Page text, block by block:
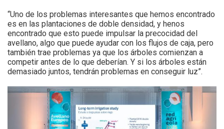
“Uno de los problemas interesantes que hemos encontrado
es en las plantaciones de doble densidad, y henos
encontrado que esto puede impulsar la precocidad del
avellano, algo que puede ayudar con los flujos de caja, pero
también trae problemas ya que los árboles comienzan a
competir antes de lo que deberían. Y si los árboles están
demasiado juntos, tendrán problemas en conseguir luz”.